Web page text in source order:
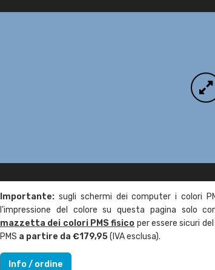
Importante: sugli schermi dei computer i colori
l'impressione del colore su questa pagina solo
mazzetta dei colori PMS fisico per essere sicuri
PMS a partire da €179,95(IVA esclusa).
Info / ordine